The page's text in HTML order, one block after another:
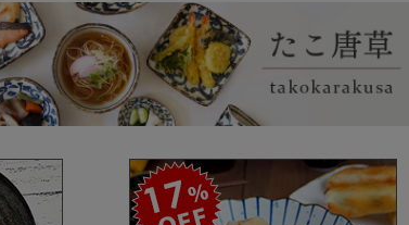
デザイン・カラーで探す
- 和食器
- 白い食器
- 黒い食器
素材で
- 磁器
- 木製